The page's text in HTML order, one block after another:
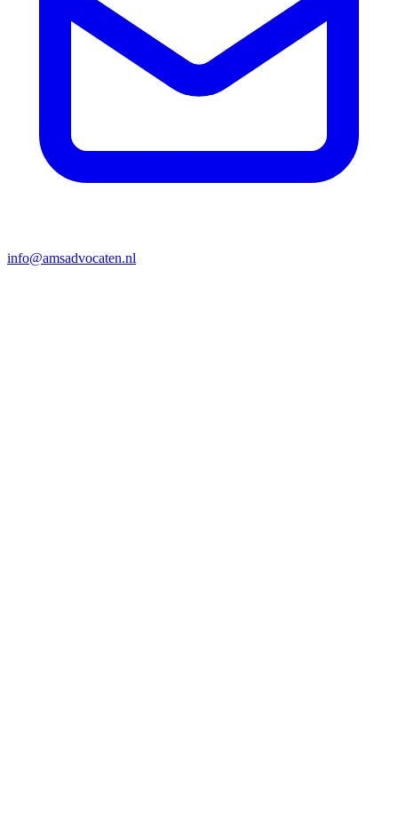
info@amsadvocaten.nl